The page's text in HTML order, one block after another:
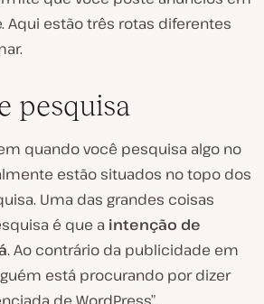
Aqui estão três rotas diferentes
pesquisa
quando você pesquisa algo no
estão situados no topo dos
Uma das grandes coisas
é que a intenção de
. Ao contrário da publicidade em
está procurando por dizer
de WordPress”,